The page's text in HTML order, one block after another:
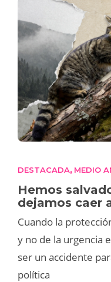
DESTACADA, MEDIO
Hemos
dejamos caer
Cuando la
y no de la urgencia
ser un accidente
política